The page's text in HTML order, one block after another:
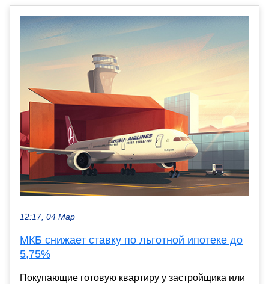
12:17, 04 Мар
МКБ снижает ставку по льготной ипотеке до
5,75%
Покупающие готовую квартиру у застройщика или